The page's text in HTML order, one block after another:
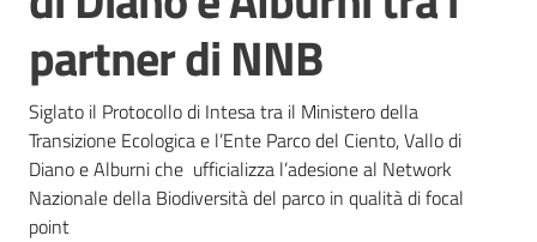
Strumenti
e
risorse
partner di NNB
Siglato il Protocollo di Intesa tra il Ministero della
Transizione Ecologica e l’Ente Parco del Ciento, Vallo di
Diano e Alburni che  ufficializza l’adesione al Network
Nazionale della Biodiversità del parco in qualità di focal
point